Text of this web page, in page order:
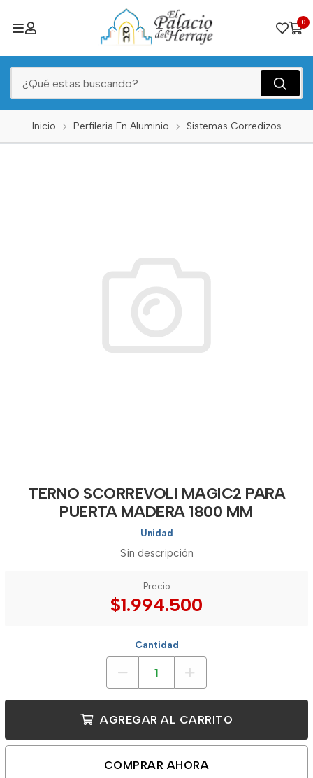
0
Inicio Perfileria En Aluminio Sistemas Corredizos
TERNO SCORREVOLI MAGIC2 PARA
PUERTA MADERA 1800 MM
Unidad
Sin descripción
Precio
$1.994.500
Cantidad
AGREGAR AL CARRITO
COMPRAR AHORA